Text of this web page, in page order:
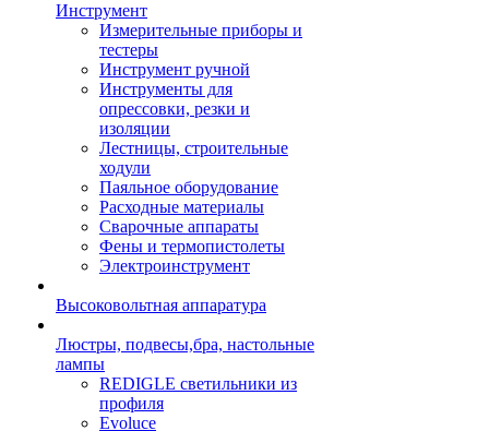
Инструмент
Измерительные приборы и
тестеры
Инструмент ручной
Инструменты для
опрессовки, резки и
изоляции
Лестницы, строительные
ходули
Паяльное оборудование
Расходные материалы
Сварочные аппараты
Фены и термопистолеты
Электроинструмент
Высоковольтная аппаратура
Люстры, подвесы,бра, настольные
лампы
REDIGLE светильники из
профиля
Evoluce